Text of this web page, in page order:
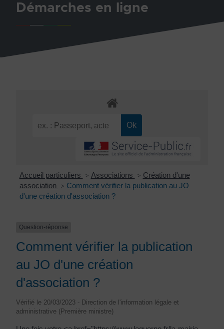
Démarches en ligne
Accueil particuliers > Associations > Création d'une
association
> Comment vérifier la publication au JO
d'une création d'association ?
Question-réponse
Comment vérifier la publication
au JO d'une création
d'association ?
Vérifié le 20/03/2023 - Direction de l'information légale et
administrative (Première ministre)